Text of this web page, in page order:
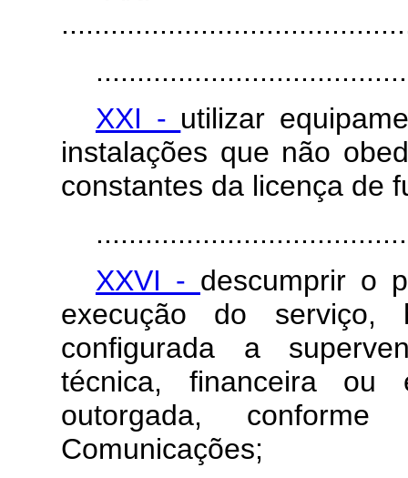
XXI - utilizar
instalações que não
constantes da licença de
XXVI - descumprir o
execução do
configurada a
técnica, financeira ou
outorgada,
Comunicações;